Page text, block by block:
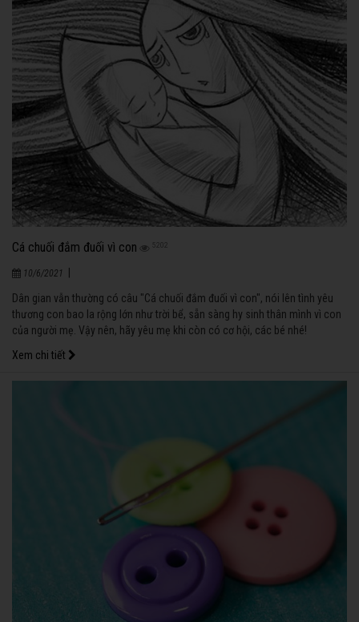
Cá chuối đắm đuối vì con
10/6/2021
Dân gian vẫn thường có câu "Cá chuối đắm đuối vì con", nói lên tình yêu
thương con bao la rộng lớn như trời bể, sẵn sàng hy sinh thân mình vì con
của người mẹ. Vậy nên, hãy yêu mẹ khi còn có cơ hội, các bé nhé!
Xem chi tiết